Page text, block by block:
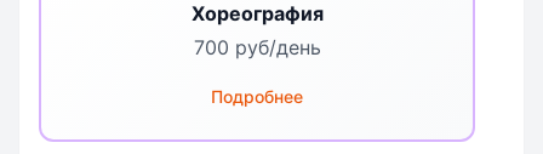
сопротивляемость организма к
изменяющимся внешним условиям. С
программа дополнительного
Хореография
700 руб/день
Подробнее